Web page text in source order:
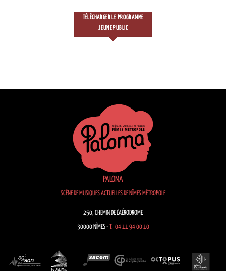
TÉLÉCHARGER LE PROGRAMME
JEUNE PUBLIC
PALOMA
SCÈNE DE MUSIQUES ACTUELLES DE NÎMES MÉTROPOLE
250, CHEMIN DE L’AÉRODROME
30000 NÎMES - T. 04 11 94 00 10